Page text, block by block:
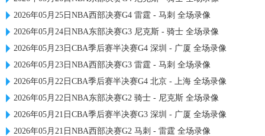
2026年05月25日NBA西部决赛G4 雷霆 - 马刺 全场录像
2026年05月24日NBA东部决赛G3 尼克斯 - 骑士 全场录像
2026年05月23日CBA季后赛半决赛G4 深圳 - 广厦 全场录像
2026年05月23日NBA西部决赛G3 雷霆 - 马刺 全场录像
2026年05月22日CBA季后赛半决赛G4 北京 - 上海 全场录像
2026年05月22日NBA东部决赛G2 骑士 - 尼克斯 全场录像
2026年05月21日CBA季后赛半决赛G3 深圳 - 广厦 全场录像
2026年05月21日NBA西部决赛G2 马刺 - 雷霆 全场录像